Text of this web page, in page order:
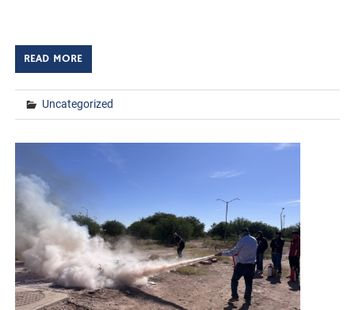
READ MORE
Uncategorized